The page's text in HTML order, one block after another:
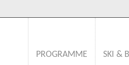
PROGRAMME SKI &